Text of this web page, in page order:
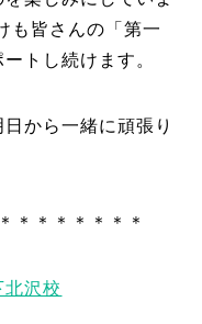
も皆さんの「第一
トし続けます。
から一緒に頑張り
＊＊＊＊＊＊＊
沢校